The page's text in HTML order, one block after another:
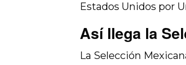
Estados Unidos por
Así llega la
La Selección